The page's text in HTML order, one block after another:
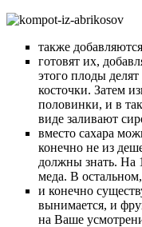
также
готовят их,
этого плоды
косточки. Затем
половинки, и в
виде заливают
вместо сахара
конечно не из
должны знать. На
меда. В
и конечно
вынимается, и
на Ваше